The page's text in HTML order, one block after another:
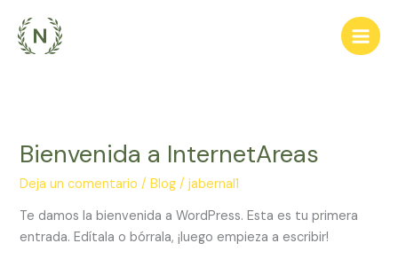
contenido
Bienvenida a InternetAreas
Deja un comentario /Blog /jabernal1
Te damos la bienvenida a WordPress. Esta es tu primera
entrada. Edítala o bórrala, ¡luego empieza a escribir!
Bienvenida
InternetAreas